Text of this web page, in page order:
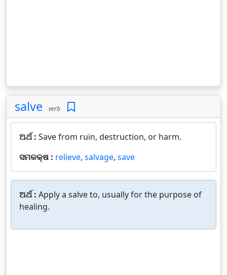
salve verb
ଅର୍ଥ : Save from ruin, destruction, or harm.
ସମକକ୍ଷ : relieve, salvage, save
ଅର୍ଥ : Apply a salve to, usually for the purpose of
healing.